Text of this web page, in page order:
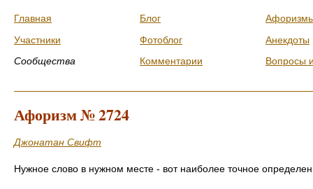
Главная
Участники
Сообщества
Блог
Фотоблог
Комментарии
Анекдоты
Вопросы
Афоризм № 2724
Джонатан Свифт
Нужное слово в нужном месте - вот наиболее точное